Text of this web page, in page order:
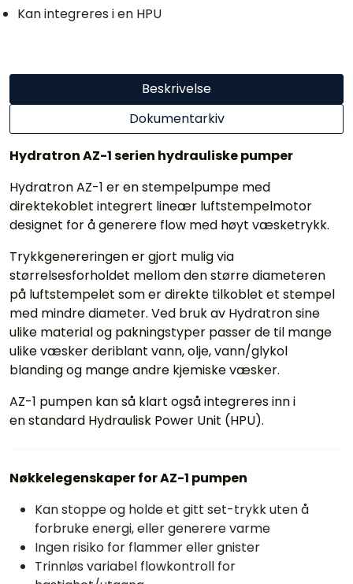
Kan integreres i en HPU
Beskrivelse
Dokumentarkiv
Hydratron AZ-1 serien hydrauliske pumper
Hydratron AZ-1 er en stempelpumpe med
direktekoblet integrert lineær luftstempelmotor
designet for å generere flow med høyt væsketrykk.
Trykkgenereringen er gjort mulig via
størrelsesforholdet mellom den større diameteren
på luftstempelet som er direkte tilkoblet et stempel
med mindre diameter. Ved bruk av Hydratron sine
ulike material og pakningstyper passer de til mange
ulike væsker deriblant vann, olje, vann/glykol
blanding og mange andre kjemiske væsker.
AZ-1 pumpen kan så klart også integreres inn i
en standard Hydraulisk Power Unit (HPU).
Nøkkelegenskaper for AZ-1 pumpen
Kan stoppe og holde et gitt set-trykk uten å
forbruke energi, eller generere varme
Ingen risiko for flammer eller gnister
Trinnløs variabel flowkontroll for